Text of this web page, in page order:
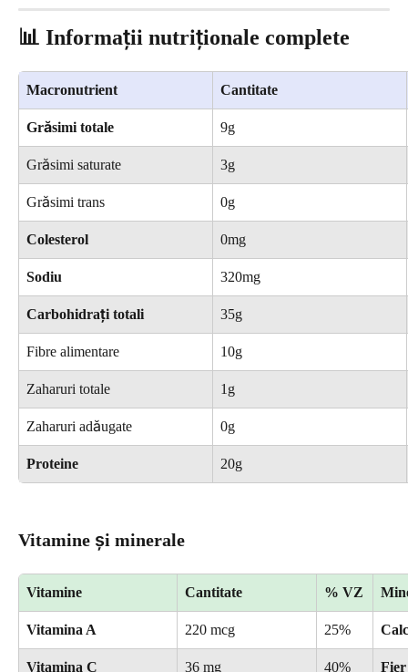
📊 Informații nutriționale complete
Macronutrient Cantitate
Grăsimi totale 9g
Grăsimi saturate 3g
Grăsimi trans 0g
Colesterol 0mg
Sodiu 320mg
Carbohidrați totali 35g
Fibre alimentare 10g
Zaharuri totale 1g
Zaharuri adăugate 0g
Proteine 20g
Vitamine și minerale
Vitamine Cantitate % VZ
Vitamina A 220 mcg 25%
Vitamina C 36 mg 40% Fier